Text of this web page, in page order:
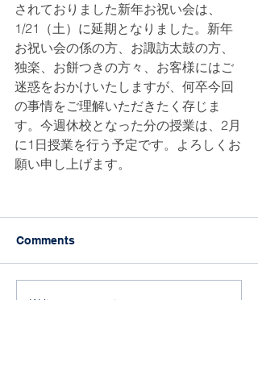
されておりました新年お祝い会は、
1/21（土）に延期となりました。新年
お祝い会の係の方、お諏訪太鼓の方、
独楽、お餅つきの方々、お客様にはご
迷惑をおかけいたしますが、何卒今回
の事情をご理解いただきたく存じま
す。今週休校となった分の授業は、2月
に1日授業を行う予定です。よろしくお
願い申し上げます。
Comments
Write a comment...